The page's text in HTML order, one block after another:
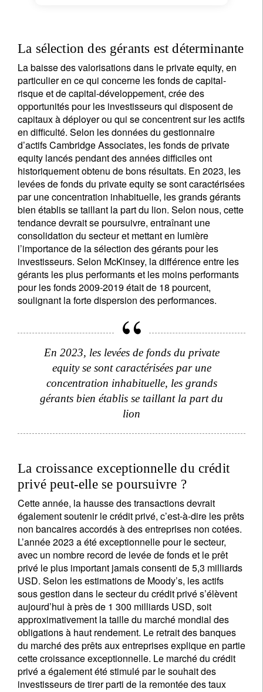
La sélection des gérants est déterminante
La baisse des valorisations dans le private equity, en
particulier en ce qui concerne les fonds de capital-
risque et de capital-développement, crée des
opportunités pour les investisseurs qui disposent de
capitaux à déployer ou qui se concentrent sur les actifs
en difficulté. Selon les données du gestionnaire
d’actifs Cambridge Associates, les fonds de private
equity lancés pendant des années difficiles ont
historiquement obtenu de bons résultats. En 2023, les
levées de fonds du private equity se sont caractérisées
par une concentration inhabituelle, les grands gérants
bien établis se taillant la part du lion. Selon nous, cette
tendance devrait se poursuivre, entraînant une
consolidation du secteur et mettant en lumière
l’importance de la sélection des gérants pour les
investisseurs. Selon McKinsey, la différence entre les
gérants les plus performants et les moins performants
pour les fonds 2009-2019 était de 18 pourcent,
soulignant la forte dispersion des performances.
En 2023, les levées de fonds du private
equity se sont caractérisées par une
concentration inhabituelle, les grands
gérants bien établis se taillant la part du
lion
La croissance exceptionnelle du crédit
privé peut-elle se poursuivre ?
Cette année, la hausse des transactions devrait
également soutenir le crédit privé, c’est-à-dire les prêts
non bancaires accordés à des entreprises non cotées.
L’année 2023 a été exceptionnelle pour le secteur,
avec un nombre record de levée de fonds et le prêt
privé le plus important jamais consenti de 5,3 milliards
USD. Selon les estimations de Moody’s, les actifs
sous gestion dans le secteur du crédit privé s’élèvent
aujourd’hui à près de 1 300 milliards USD, soit
approximativement la taille du marché mondial des
obligations à haut rendement. Le retrait des banques
du marché des prêts aux entreprises explique en partie
cette croissance exceptionnelle. Le marché du crédit
privé a également été stimulé par le souhait des
investisseurs de tirer parti de la remontée des taux
Email
Civilité Prénom
Nom
Pays de résidence
Je ne suis pas résident ou citoyen des Etats-Unis
Vos informations seront utilisées conformément à
notrepolitique de confidentialité.